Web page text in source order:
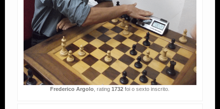
Frederico Argolo , rating1732 foi o sexto inscrito.